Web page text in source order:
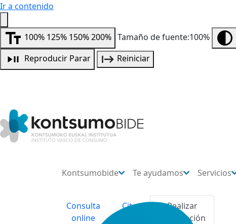
Ir a contenido
100% 125% 150%200% Tamaño de fuente:100%
Reproducir Parar Reiniciar
Kontsumobide Te ayudamos Servicios
Consulta
online
Cita
Realizar
reclamación